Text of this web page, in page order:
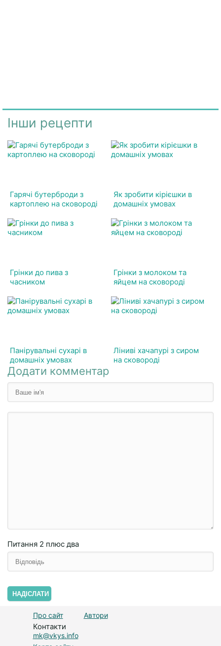
Інши рецепти
Гарячі бутерброди з
картоплею на сковороді
Як зробити кірієшки в
домашніх умовах
Грінки до пива з
часником
Грінки з молоком та
яйцем на сковороді
Панірувальні сухарі в
домашніх умовах
Ліниві хачапурі з сиром
на сковороді
Додати комментар
Питання 2 плюc двa
НАДІСЛАТИ
Про сайт Автори
Контакти
mk@vkys.info